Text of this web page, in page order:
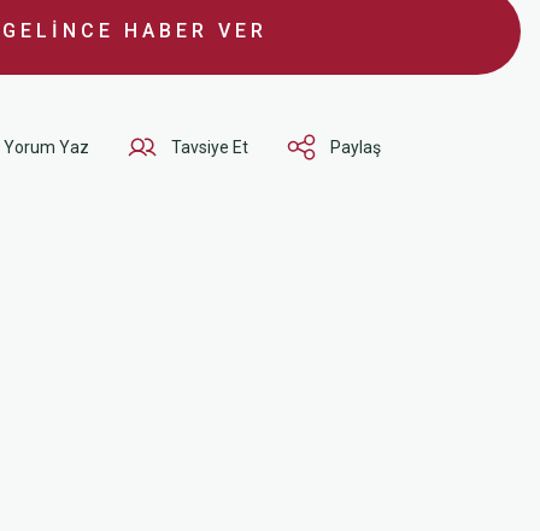
GELİNCE HABER VER
Yorum Yaz Tavsiye Et Paylaş